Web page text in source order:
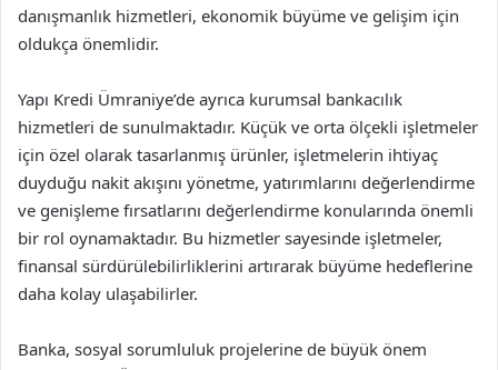
danışmanlık hizmetleri, ekonomik büyüme ve gelişim için
oldukça önemlidir.
Yapı Kredi Ümraniye’de ayrıca kurumsal bankacılık
hizmetleri de sunulmaktadır. Küçük ve orta ölçekli işletmeler
için özel olarak tasarlanmış ürünler, işletmelerin ihtiyaç
duyduğu nakit akışını yönetme, yatırımlarını değerlendirme
ve genişleme fırsatlarını değerlendirme konularında önemli
bir rol oynamaktadır. Bu hizmetler sayesinde işletmeler,
finansal sürdürülebilirliklerini artırarak büyüme hedeflerine
daha kolay ulaşabilirler.
Banka, sosyal sorumluluk projelerine de büyük önem